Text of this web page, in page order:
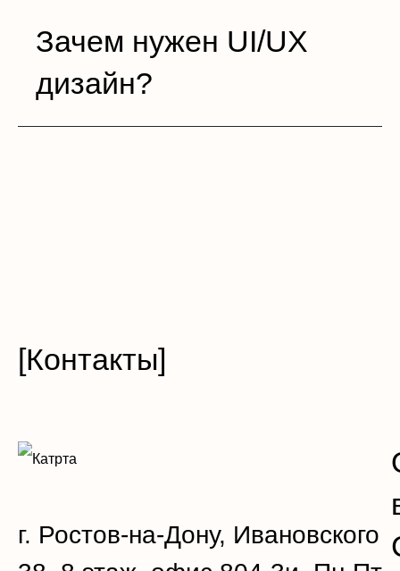
Зачем нужен UI/UX
дизайн?
[Контакты]
г. Ростов-на-Дону, Ивановского